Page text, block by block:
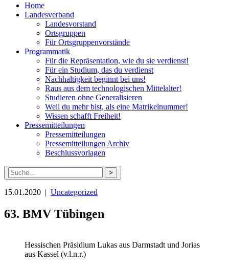
Home
Landesverband
Landesvorstand
Ortsgruppen
Für Ortsgruppenvorstände
Programmatik
Für die Repräsentation, wie du sie verdienst!
Für ein Studium, das du verdienst
Nachhaltigkeit beginnt bei uns!
Raus aus dem technologischen Mittelalter!
Studieren ohne Generalisieren
Weil du mehr bist, als eine Matrikelnummer!
Wissen schafft Freiheit!
Pressemitteilungen
Pressemitteilungen
Pressemitteilungen Archiv
Beschlussvorlagen
Suche
nach:
15.01.2020 | Uncategorized
63. BMV Tübingen
Hessischen Präsidium Lukas aus Darmstadt und Jorias
aus Kassel (v.l.n.r.)